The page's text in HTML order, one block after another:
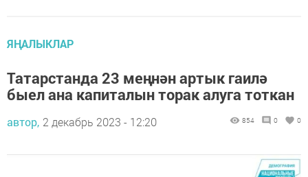
ЯҢАЛЫКЛАР
Татарстанда 23 меңнән артык гаилә
быел ана капиталын торак алуга тоткан
автор, 2 декабрь 2023 - 12:20 854 0 0